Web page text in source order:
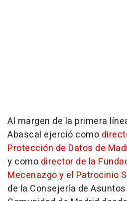
Al margen de la primera
Abascal ejerció como
Protección de Datos de
y como director de la
Mecenazgo y el Patrocinio
de la Consejería de